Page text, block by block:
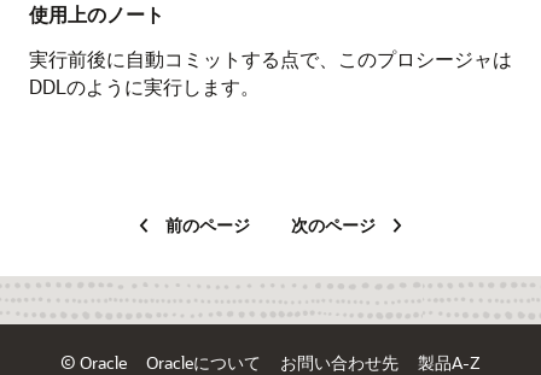
使用上のノート
実行前後に自動コミットする点で、このプロシージャは
DDLのように実行します。
前のページ 次のページ
© Oracle Oracleについて お問い合わせ先 製品A-Z